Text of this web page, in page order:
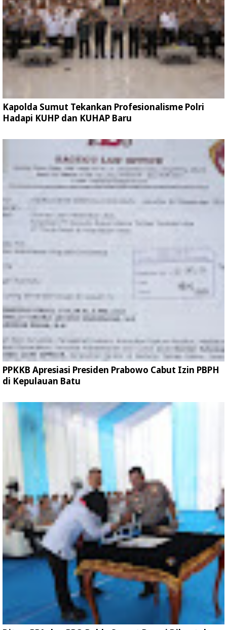
Kapolda Sumut Tekankan Profesionalisme Polri
Hadapi KUHP dan KUHAP Baru
PPKKB Apresiasi Presiden Prabowo Cabut Izin PBPH
di Kepulauan Batu